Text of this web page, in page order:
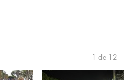
1 de 12